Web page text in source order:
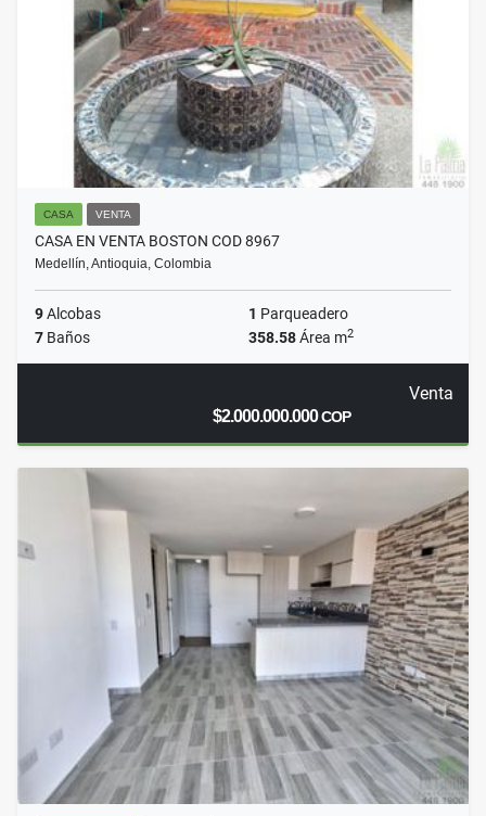
CASA VENTA
CASA EN VENTA BOSTON COD 8967
Medellín, Antioquia, Colombia
9Alcobas 1 Parqueadero
7 Baños 358.58Área m2
Venta
$2.000.000.000COP